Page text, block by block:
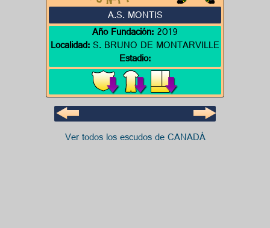
A.S. MONTIS
Año Fundación:2019
Localidad:S. BRUNO DE MONTARVILLE
Estadio:
Ver todos los escudos de CANADÁ